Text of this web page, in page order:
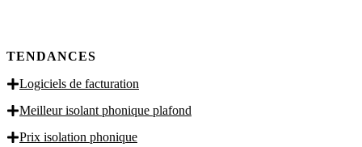
TENDANCES
Logiciels de facturation
Meilleur isolant phonique plafond
Prix isolation phonique